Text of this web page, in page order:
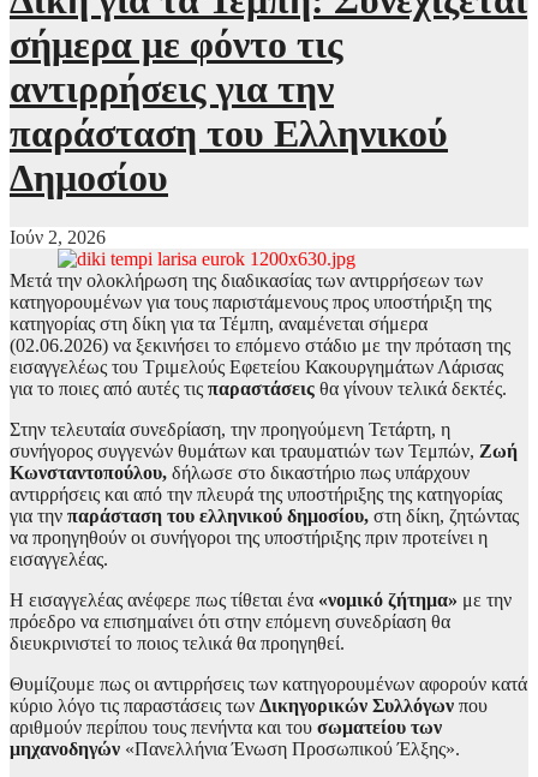
σήμερα με φόντο τις
αντιρρήσεις για την
παράσταση του Ελληνικού
Δημοσίου
Ιούν 2, 2026
Μετά την ολοκλήρωση της διαδικασίας των αντιρρήσεων των
κατηγορουμένων για τους παριστάμενους προς υποστήριξη της
κατηγορίας στη δίκη για τα Τέμπη, αναμένεται σήμερα
(02.06.2026) να ξεκινήσει το επόμενο στάδιο με την πρόταση της
εισαγγελέως του Τριμελούς Εφετείου Κακουργημάτων Λάρισας
για το ποιες από αυτές τις παραστάσεις θα γίνουν τελικά δεκτές.
Στην τελευταία συνεδρίαση, την προηγούμενη Τετάρτη, η
συνήγορος συγγενών θυμάτων και τραυματιών των Τεμπών, Ζωή
Κωνσταντοπούλου, δήλωσε στο δικαστήριο πως υπάρχουν
αντιρρήσεις και από την πλευρά της υποστήριξης της κατηγορίας
για την παράσταση του ελληνικού δημοσίου, στη δίκη, ζητώντας
να προηγηθούν οι συνήγοροι της υποστήριξης πριν προτείνει η
εισαγγελέας.
Η εισαγγελέας ανέφερε πως τίθεται ένα «νομικό ζήτημα» με την
πρόεδρο να επισημαίνει ότι στην επόμενη συνεδρίαση θα
διευκρινιστεί το ποιος τελικά θα προηγηθεί.
Θυμίζουμε πως οι αντιρρήσεις των κατηγορουμένων αφορούν κατά
κύριο λόγο τις παραστάσεις των Δικηγορικών Συλλόγων που
αριθμούν περίπου τους πενήντα και του σωματείου των
μηχανοδηγών «Πανελλήνια Ένωση Προσωπικού Έλξης».